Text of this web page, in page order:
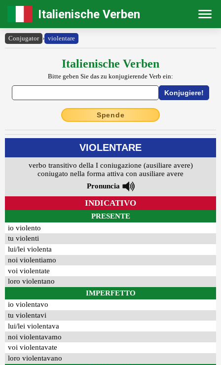
Italienische Verben
Conjugator › violentare
Italienische Verben
Bitte geben Sie das zu konjugierende Verb ein:
Spende
VIOLENTARE
verbo transitivo della I coniugazione (ausiliare avere)
coniugato nella forma attiva con ausiliare avere
Pronuncia
INDICATIVO
PRESENTE
io violento
tu violenti
lui/lei violenta
noi violentiamo
voi violentate
loro violentano
IMPERFETTO
io violentavo
tu violentavi
lui/lei violentava
noi violentavamo
voi violentavate
loro violentavano